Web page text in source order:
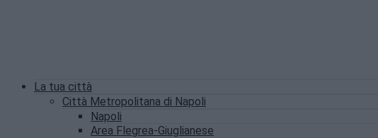
La tua città
Città Metropolitana di Napoli
Napoli
Area Flegrea-Giuglianese